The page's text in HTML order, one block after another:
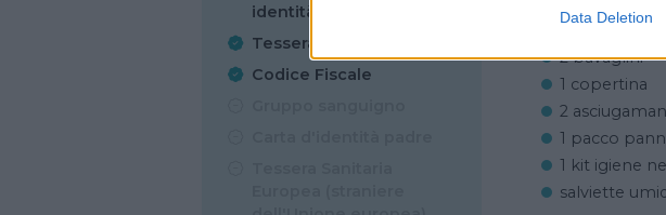
Data Deletion
identità/Passaporto
Tessera sanitaria
Codice Fiscale
2 bavaglini
1 copertina
2
1 pacco
1 kit igiene
salviette